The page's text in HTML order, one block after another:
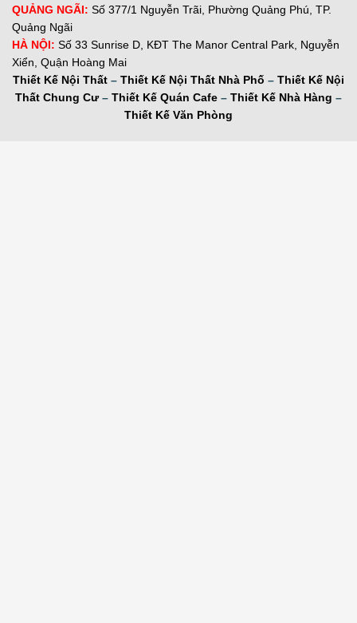
QUẢNG NGÃI: Số 377/1 Nguyễn Trãi, Phường Quảng Phú, TP.
Quảng Ngãi
HÀ NỘI: Số 33 Sunrise D, KĐT The Manor Central Park, Nguyễn
Xiển, Quận Hoàng Mai
Thiết Kế Nội Thất – Thiết Kế Nội Thất Nhà Phố – Thiết Kế Nội
Thất Chung Cư– Thiết Kế Quán Cafe – Thiết Kế Nhà Hàng –
Thiết Kế Văn Phòng